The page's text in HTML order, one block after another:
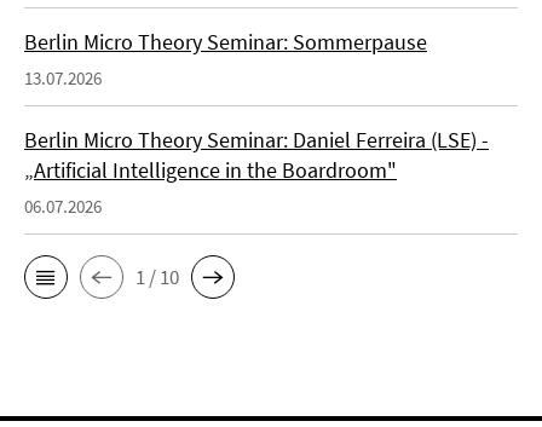
Berlin Micro Theory Seminar: Sommerpause
13.07.2026
Berlin Micro Theory Seminar: Daniel Ferreira (LSE) -
„Artificial Intelligence in the Boardroom"
06.07.2026
1 / 10